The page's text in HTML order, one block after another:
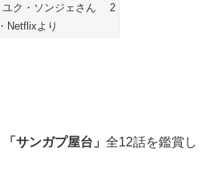
ユク・ソンジェさん 2
Netflixより
「サンガプ屋台 」 全12話を鑑賞し